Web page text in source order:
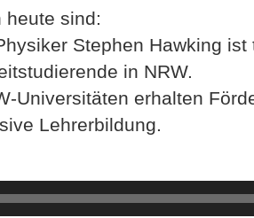
heute sind:
Stephen Hawking ist
in NRW.
Universitäten erhalten
Lehrerbildung.